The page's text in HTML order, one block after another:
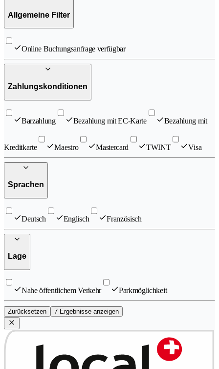
Allgemeine Filter
Online Buchungsanfrage verfügbar
Zahlungskonditionen
Barzahlung Bezahlung mit EC-Karte Bezahlung mit
Kreditkarte Maestro Mastercard TWINT Visa
Sprachen
Deutsch Englisch Französisch
Lage
Nahe öffentlichem Verkehr Parkmöglichkeit
Zurücksetzen 7 Ergebnisse anzeigen